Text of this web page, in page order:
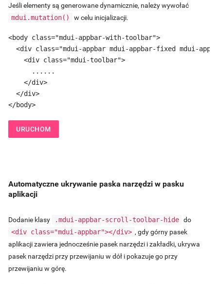
Jeśli elementy są generowane dynamicznie, należy wywołać
mdui.mutation()
w celu inicjalizacji.
<body class="mdui-appbar-with-toolbar">
<div class="mdui-appbar mdui-appbar-fixed mdui-
    <div class="mdui-toolbar">
      ......
    </div>
  </div>
</body>
URUCHOM
Automatyczne ukrywanie paska narzędzi w pasku
aplikacji
Dodanie klasy .mdui-appbar-scroll-toolbar-hide do
<div class="mdui-appbar"></div> , gdy górny pasek
aplikacji zawiera jednocześnie pasek narzędzi i zakładki, ukrywa
pasek narzędzi przy przewijaniu w dół i pokazuje go przy
przewijaniu w górę.